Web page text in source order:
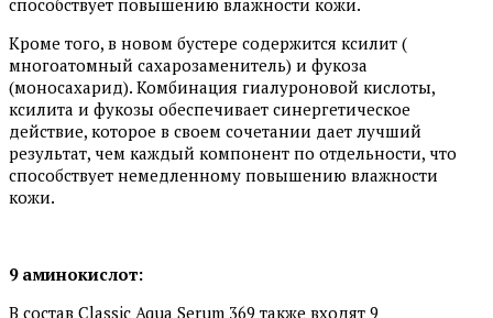
Кроме того, в новом бустере содержится ксилит (
многоатомный сахарозаменитель) и фукоза
(моносахарид). Комбинация гиалуроновой кислоты,
ксилита и фукозы обеспечивает синергетическое
действие, которое в своем сочетании дает лучший
результат, чем каждый компонент по отдельности, что
способствует немедленному повышению влажности
кожи.
9 аминокислот:
В состав Classic Aqua Serum 369 также входят 9